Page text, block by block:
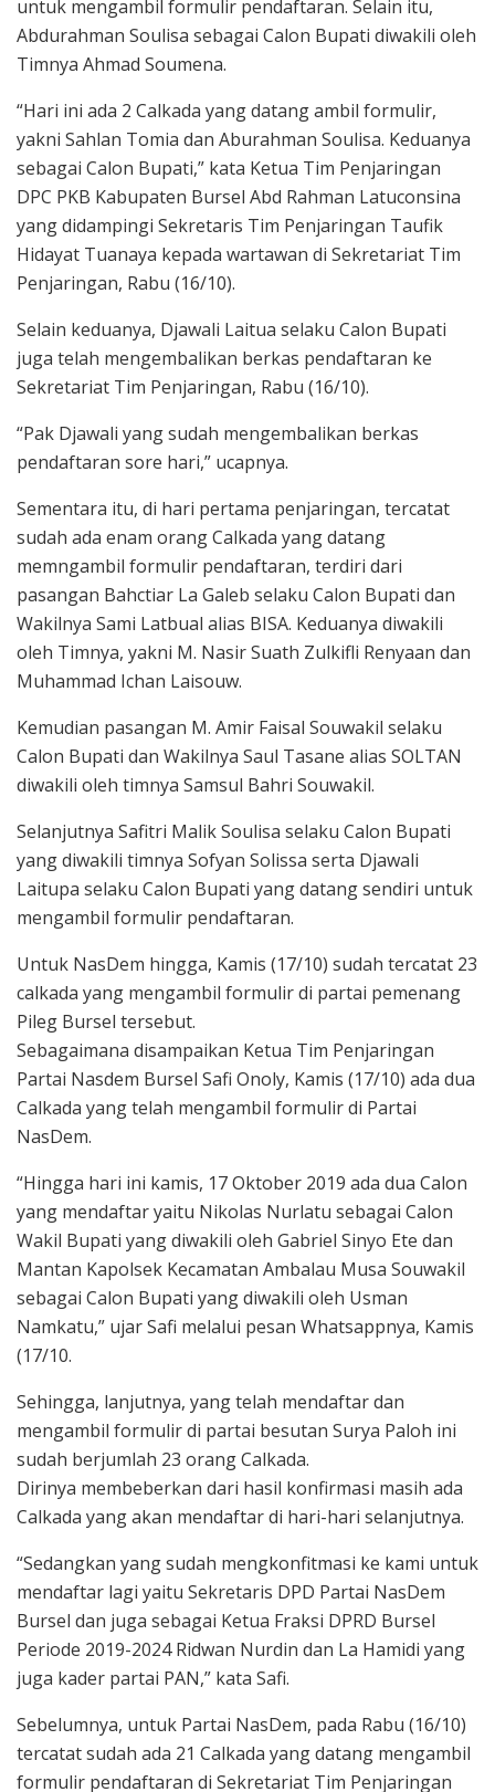
untuk mengambil formulir pendaftaran. Selain itu,
Abdurahman Soulisa sebagai Calon Bupati diwakili oleh
Timnya Ahmad Soumena.
“Hari ini ada 2 Calkada yang datang ambil formulir,
yakni Sahlan Tomia dan Aburahman Soulisa. Keduanya
sebagai Calon Bupati,” kata Ketua Tim Penjaringan
DPC PKB Kabupaten Bursel Abd Rahman Latuconsina
yang didampingi Sekretaris Tim Penjaringan Taufik
Hidayat Tuanaya kepada wartawan di Sekretariat Tim
Penjaringan, Rabu (16/10).
Selain keduanya, Djawali Laitua selaku Calon Bupati
juga telah mengembalikan berkas pendaftaran ke
Sekretariat Tim Penjaringan, Rabu (16/10).
“Pak Djawali yang sudah mengembalikan berkas
pendaftaran sore hari,” ucapnya.
Sementara itu, di hari pertama penjaringan, tercatat
sudah ada enam orang Calkada yang datang
memngambil formulir pendaftaran, terdiri dari
pasangan Bahctiar La Galeb selaku Calon Bupati dan
Wakilnya Sami Latbual alias BISA. Keduanya diwakili
oleh Timnya, yakni M. Nasir Suath Zulkifli Renyaan dan
Muhammad Ichan Laisouw.
Kemudian pasangan M. Amir Faisal Souwakil selaku
Calon Bupati dan Wakilnya Saul Tasane alias SOLTAN
diwakili oleh timnya Samsul Bahri Souwakil.
Selanjutnya Safitri Malik Soulisa selaku Calon Bupati
yang diwakili timnya Sofyan Solissa serta Djawali
Laitupa selaku Calon Bupati yang datang sendiri untuk
mengambil formulir pendaftaran.
Untuk NasDem hingga, Kamis (17/10) sudah tercatat 23
calkada yang mengambil formulir di partai pemenang
Pileg Bursel tersebut.
Sebagaimana disampaikan Ketua Tim Penjaringan
Partai Nasdem Bursel Safi Onoly, Kamis (17/10) ada dua
Calkada yang telah mengambil formulir di Partai
NasDem.
“Hingga hari ini kamis, 17 Oktober 2019 ada dua Calon
yang mendaftar yaitu Nikolas Nurlatu sebagai Calon
Wakil Bupati yang diwakili oleh Gabriel Sinyo Ete dan
Mantan Kapolsek Kecamatan Ambalau Musa Souwakil
sebagai Calon Bupati yang diwakili oleh Usman
Namkatu,” ujar Safi melalui pesan Whatsappnya, Kamis
(17/10.
Sehingga, lanjutnya, yang telah mendaftar dan
mengambil formulir di partai besutan Surya Paloh ini
sudah berjumlah 23 orang Calkada.
Dirinya membeberkan dari hasil konfirmasi masih ada
Calkada yang akan mendaftar di hari-hari selanjutnya.
“Sedangkan yang sudah mengkonfitmasi ke kami untuk
mendaftar lagi yaitu Sekretaris DPD Partai NasDem
Bursel dan juga sebagai Ketua Fraksi DPRD Bursel
Periode 2019-2024 Ridwan Nurdin dan La Hamidi yang
juga kader partai PAN,” kata Safi.
Sebelumnya, untuk Partai NasDem, pada Rabu (16/10)
tercatat sudah ada 21 Calkada yang datang mengambil
formulir pendaftaran di Sekretariat Tim Penjaringan